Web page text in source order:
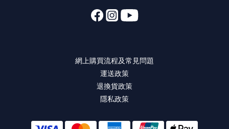
網上購買流程及常見問題
運送政策
退換貨政策
隱私政策